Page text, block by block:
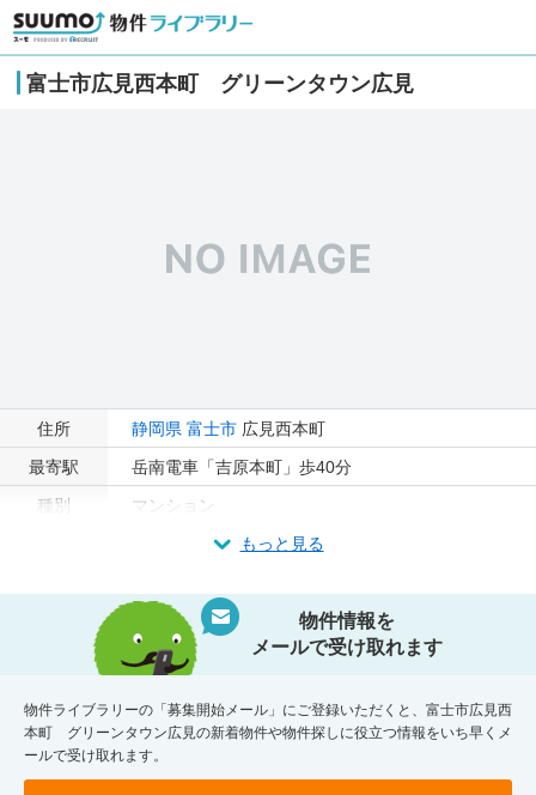
富士市広見西本町 グリーンタウン広見
住所 静岡県 富士市 広見西本町
最寄駅
岳南電車「吉原本町」歩40分
種別
マンション
もっと見る
物件情報を
メールで受け取れます
物件ライブラリーの「募集開始メール」にご登録いただくと、富士市広見西
本町 グリーンタウン広見の新着物件や物件探しに役立つ情報をいち早くメ
ールで受け取れます。